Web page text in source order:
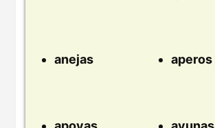
anejas aperos